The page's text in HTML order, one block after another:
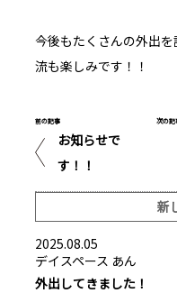
今後もたくさんの外出
流も楽しみです！！
前の記事
お知らせで
す！！
次の記
新
2025.08.05
デイスペース あん
外出してきました！